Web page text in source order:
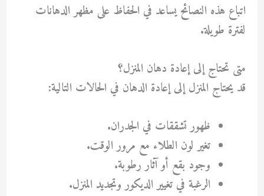
اتباع هذه النصائح يساعد في الحفاظ على مظهر الدهانات
لفترة طويلة.
متى تحتاج إلى إعادة دهان المنزل؟
قد يحتاج المنزل إلى إعادة الدهان في الحالات التالية:
ظهور تشققات في الجدران.
تغير لون الطلاء مع مرور الوقت.
وجود بقع أو آثار رطوبة.
الرغبة في تغيير الديكور وتجديد المنزل.